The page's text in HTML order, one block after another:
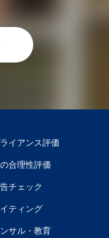
イアンス評価
合理性評価
チェック
ティング
サル・教育